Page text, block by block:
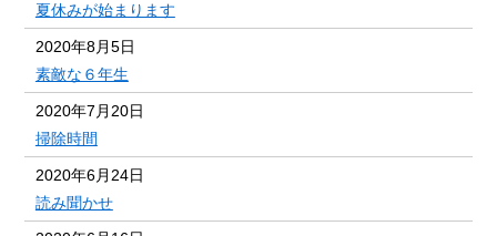
夏休みが始まります
2020年8月5日
素敵な６年生
2020年7月20日
掃除時間
2020年6月24日
読み聞かせ